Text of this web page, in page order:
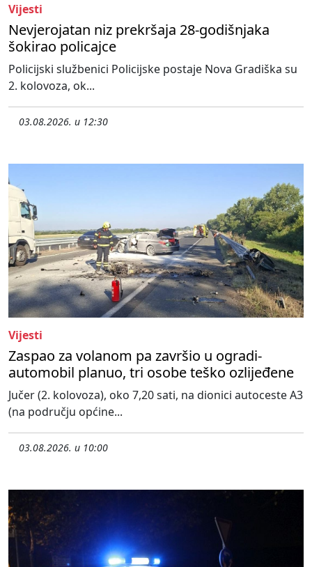
Vijesti
Nevjerojatan niz prekršaja 28-godišnjaka
šokirao policajce
Policijski službenici Policijske postaje Nova Gradiška su
2. kolovoza, ok...
03.08.2026. u 12:30
Vijesti
Zaspao za volanom pa završio u ogradi-
automobil planuo, tri osobe teško ozlijeđene
Jučer (2. kolovoza), oko 7,20 sati, na dionici autoceste A3
(na području općine...
03.08.2026. u 10:00